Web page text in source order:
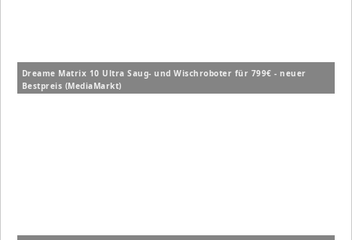
Dreame Matrix 10 Ultra Saug- und Wischroboter für 799€ - neuer
Bestpreis (MediaMarkt)